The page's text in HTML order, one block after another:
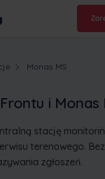
Monas MS
i Monas
stację
terenowego.
zgłoszeń.